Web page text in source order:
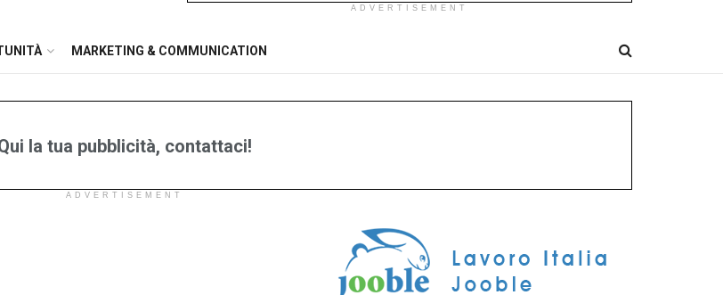
ADVERTISEMENT
MARKETING & COMMUNICATION
la tua pubblicità, contattaci!
ADVERTISEMENT